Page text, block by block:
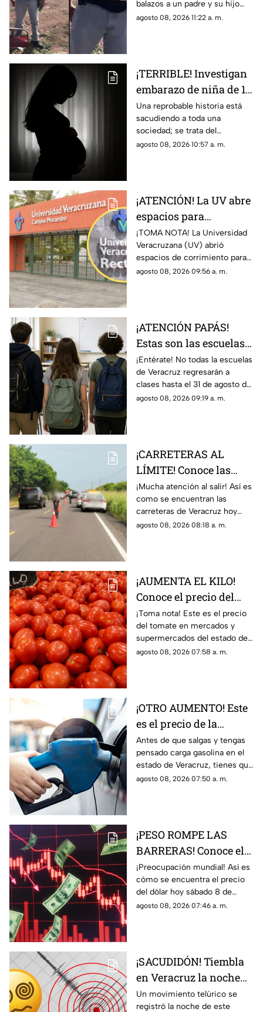
(+VIDEO)
balazos a un padre y su hijo
que dejó a un muerto; esto es
agosto 08, 2026 11:22 a. m.
¡TERRIBLE! Investigan
embarazo de niña de 11
años; esto se sabe
(+VIDEO)
Una reprobable historia está
sacudiendo a toda una
sociedad; se trata del
embarazo de una niña de 11
agosto 08, 2026 10:57 a. m.
¡ATENCIÓN! La UV abre
espacios para
aspirantes de nuevo
ingreso en Veracruz;
esto debe hacer
¡TOMA NOTA! La Universidad
Veracruzana (UV) abrió
espacios de corrimiento para
los aspirantes de nuevo
agosto 08, 2026 09:56 a. m.
¡ATENCIÓN PAPÁS!
Estas son las escuelas
que NO REGRESARÁN a
CLASES este 31 de
agosto 2026 en
Veracruz
¡Entérate! No todas la escuelas
de Veracruz regresarán a
clases hasta el 31 de agosto del
2026; en TV Azteca Veracruz
agosto 08, 2026 09:19 a. m.
¡CARRETERAS AL
LÍMITE! Conoce las
condiciones de las
carreteras de Veracruz
hoy 8 de agosto 2026
¡Mucha atención al salir! Así es
como se encuentran las
carreteras de Veracruz hoy
sábado 8 de agosto del 2026,
agosto 08, 2026 08:18 a. m.
¡AUMENTA EL KILO!
Conoce el precio del
tomate hoy 8 de agosto
2026 en Veracruz
¡Toma nota! Este es el precio
del tomate en mercados y
supermercados del estado de
Veracruz hoy sábado 8 de
agosto 08, 2026 07:58 a. m.
¡OTRO AUMENTO! Este
es el precio de la
gasolina en Veracruz
hoy 8 de agosto 2026
Antes de que salgas y tengas
pensado carga gasolina en el
estado de Veracruz, tienes que
saber los precio hoy sábado 8
agosto 08, 2026 07:50 a. m.
¡PESO ROMPE LAS
BARRERAS! Conoce el
precio del dólar hoy 8
de agosto 2026 en
Veracruz
¡Preocupación mundial! Así es
cómo se encuentra el precio
del dólar hoy sábado 8 de
agosto del 2026 en bancos de
agosto 08, 2026 07:46 a. m.
¡SACUDIDÓN! Tiembla
en Veracruz la noche
de HOY viernes 7 de
agosto del 2026; ¿cuál
Un movimiento telúrico se
registró la noche de este